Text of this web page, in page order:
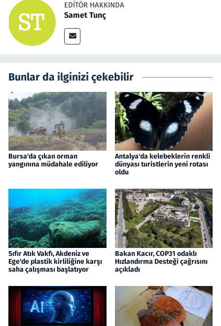
EDITÖR HAKKINDA
Samet Tunç
Bunlar da ilginizi çekebilir
Bursa'da çıkan orman
yangınına müdahale ediliyor
Antalya'da kelebeklerin renkli
dünyası turistlerin yeni rotası
oldu
Sıfır Atık Vakfı, Akdeniz ve
Ege'de plastik kirliliğine karşı
saha çalışması başlatıyor
Bakan Kacır, COP31 odaklı
Hızlandırma Desteği çağrısını
açıkladı